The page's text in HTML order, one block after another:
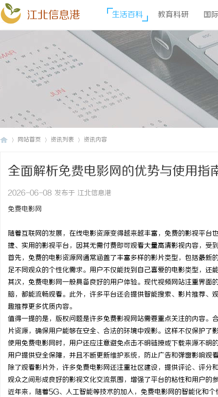
江北信息港 生活百科 教育科研 国
网站首页 资讯列表 资讯内容
全面解析免费电影网的优势与使用指
2026-06-08 发布于 江北信息港
免费电影网
随着互联网的发展，在线电影资源变得越来越丰富，免费的影视平台
捷、实用的影视平台，因其无需付费即可观看大量高清影视内容，受
首先，免费的电影资源网通常涵盖了丰富多样的影片类型，包括最
足不同观众的个性化需求。用户不仅能找到自己喜爱的电影类型，
其次，免费电影网一般具备良好的用户体验。现代视频网站注重界
脑，都能流畅观看。此外，许多平台还会提供智能搜索、影片推荐
趣推荐更多优质内容。
值得一提的是，版权问题是许多免费影视网站需要重点关注的内容
片资源，确保用户能够在安全、合法的环境中观影。这样不仅保护了
使用免费电影网时，用户还应注意避免点击不明链接或下载来源不
用户提供安全保障，并且不断更新维护系统，防止广告和弹窗影响观
除了观看影片外，许多免费电影网还注重社区建设，提供评论、评
观众之间形成良好的影视文化交流氛围，增强了平台的粘性和用户的
近年来，随着5G、人工智能等技术的加入，免费电影网的智能化和